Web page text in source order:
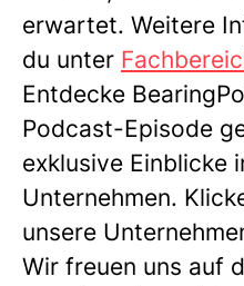
erwartet. Weitere
du unter
Entdecke
Podcast-Episode
exklusive Einblicke
Unternehmen.
unsere
Wir freuen uns auf